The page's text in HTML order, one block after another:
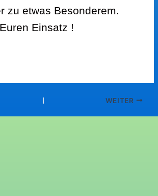
zu etwas Besonderem.
Einsatz !
WEITER